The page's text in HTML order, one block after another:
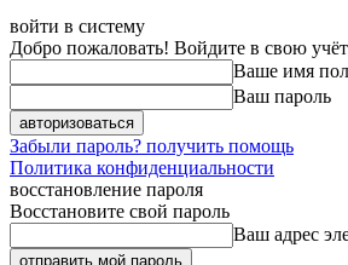
войти в систему
Добро пожаловать! Войдите в свою
Ваше имя
Ваш пароль
Забыли пароль? получить помощь
Политика конфиденциальности
восстановление пароля
Восстановите свой пароль
Ваш адрес